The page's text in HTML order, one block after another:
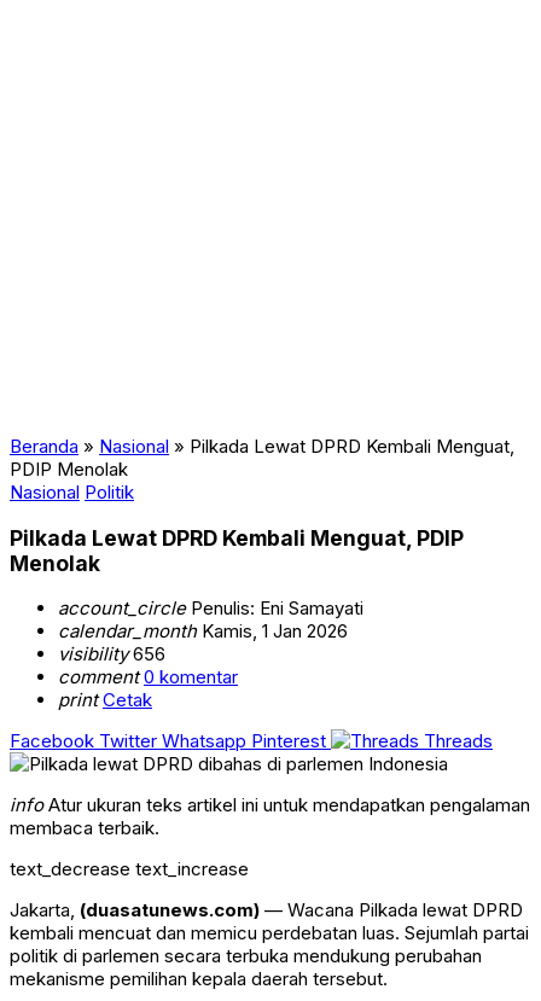
Beranda » Nasional » Pilkada Lewat DPRD Kembali Menguat,
PDIP Menolak
Nasional Politik
Pilkada Lewat DPRD Kembali Menguat, PDIP
Menolak
account_circlePenulis: Eni Samayati
calendar_monthKamis, 1 Jan 2026
visibility656
comment 0 komentar
print Cetak
Facebook Twitter Whatsapp Pinterest Threads
infoAtur ukuran teks artikel ini untuk mendapatkan pengalaman
membaca terbaik.
text_decrease text_increase
Jakarta, (duasatunews.com) — Wacana Pilkada lewat DPRD
kembali mencuat dan memicu perdebatan luas. Sejumlah partai
politik di parlemen secara terbuka mendukung perubahan
mekanisme pemilihan kepala daerah tersebut.